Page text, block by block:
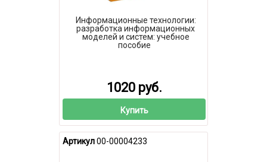
Информационные технологии:
разработка информационных
моделей и систем: учебное
пособие
1020 руб.
Купить
Артикул00-00004233